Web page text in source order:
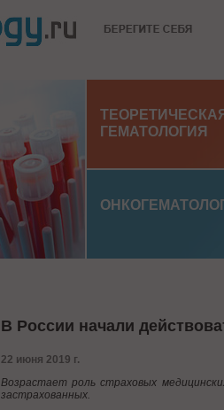
ТЕОРЕТИЧЕСКАЯ
ГЕМАТОЛОГИЯ
В России начали
22 июня 2019 г.
Возрастает роль страховых
застрахованных.